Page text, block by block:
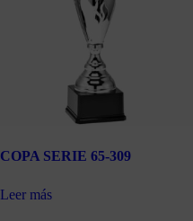
COPA SERIE 65-309
Leer más